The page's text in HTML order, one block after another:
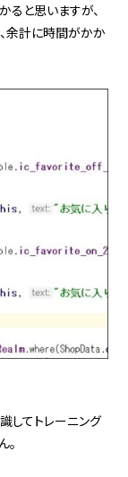
ると思いますが、
余計に時間がかか
してトレーニング
。